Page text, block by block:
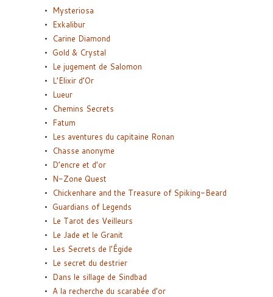
Mysteriosa
Exkalibur
Carine Diamond
Gold & Crystal
Le jugement de Salomon
L’Elixir d’Or
Lueur
Chemins Secrets
Fatum
Les aventures du capitaine Ronan
Chasse anonyme
D’encre et d’or
N-Zone Quest
Chickenhare and the Treasure of Spiking-Beard
Guardians of Legends
Le Tarot des Veilleurs
Le Jade et le Granit
Les Secrets de l’Égide
Le secret du destrier
Dans le sillage de Sindbad
A la recherche du scarabée d’or